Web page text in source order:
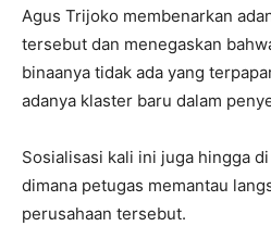
Agus Trijoko membenarkan
tersebut dan menegaskan
binaanya tidak ada yang
adanya klaster baru dalam
Sosialisasi kali ini juga hingga
dimana petugas memantau
perusahaan tersebut.